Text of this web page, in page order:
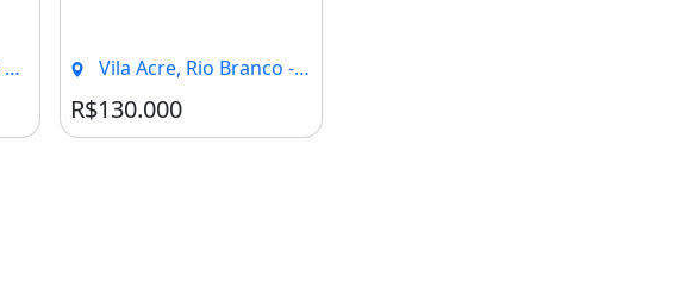
Vila Acre, Rio Branco - AC
R$130.000